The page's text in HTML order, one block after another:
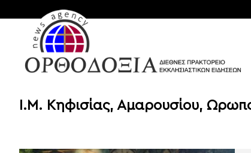
Ι.Μ. Κηφισίας, Αμαρουσίου,